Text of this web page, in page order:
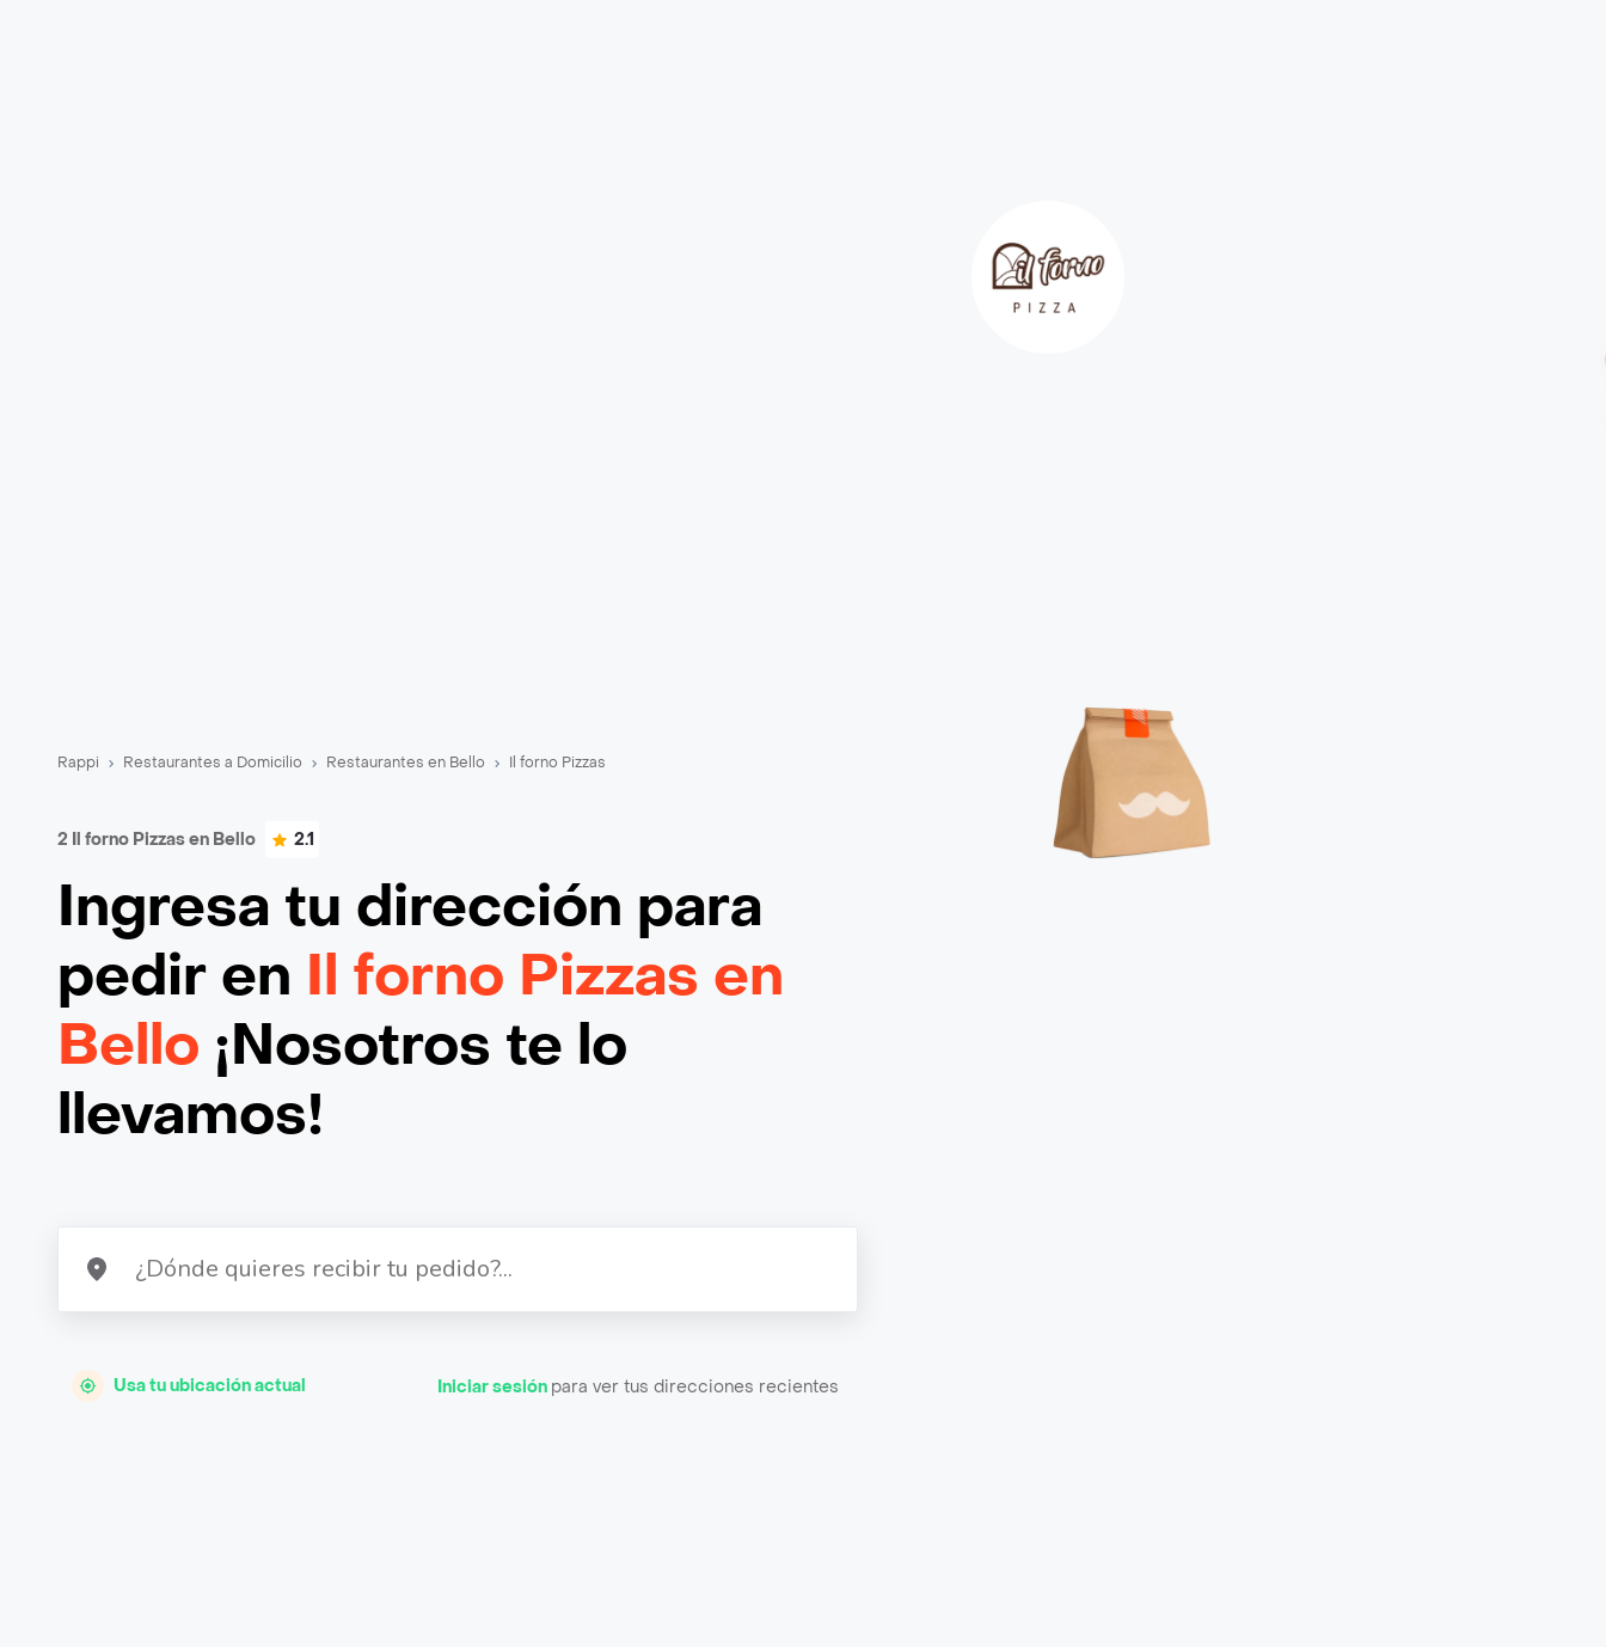
Rappi Restaurantes a Domicilio Restaurantes en Bello Il forno Pizzas
2 Il forno Pizzas en Bello 2.1
Ingresa tu dirección para
pedir en Il forno Pizzas en
Bello ¡Nosotros te lo
llevamos!
Usa tu ubicación actual Iniciar sesión para ver tus direcciones recientes